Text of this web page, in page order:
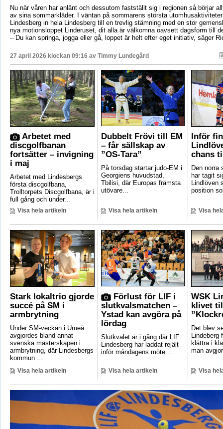
Nu när våren har anlänt och dessutom fastställt sig i regionen så börjar
av sina sommarkläder. I väntan på sommarens största
Lindesberg in hela Lindesberg till en trevlig stämning med en stor
nya motionsloppet Linderuset, dit alla är välkomna oavsett dagsform till
– Du kan springa, jogga eller gå, loppet är helt efter eget initiativ, säger
27 april 2026 klockan 09:16 av Timmy Lundegård
Arbetet med
discgolfbanan
fortsätter – invigning
i maj
Arbetet med Lindesbergs
första discgolfbana,
Trolltorpets Discgolfbana, är i
full gång och under...
Visa hela artikeln
Dubbelt Frövi till EM
– får sällskap av
”OS-Tara”
På torsdag startar judo-EM i
Georgiens huvudstad,
Tbilisi, där Europas främsta
utövare...
Visa hela artikeln
Inför
chans
Den norra
har tagit
Lindlöven
position
Visa
Stark lokaltrio gjorde
succé på SM i
armbrytning
Under SM-veckan i Umeå
avgjordes bland annat
svenska mästerskapen i
armbrytning, där Lindesbergs
kommun ...
Visa hela artikeln
Förlust för LIF i
slutkvalsmatchen –
Ystad kan avgöra på
lördag
Slutkvalet är i gång där LIF
Lindesberg har laddat rejält
inför måndagens möte ...
Visa hela artikeln
WSK
klivet
Det blev
Lindeberg
klättra i
man
Visa